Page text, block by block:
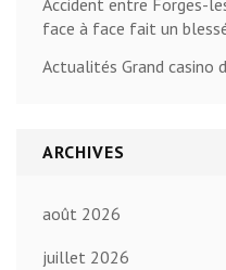
face à face fait un
Actualités Grand casino
ARCHIVES
août 2026
juillet 2026